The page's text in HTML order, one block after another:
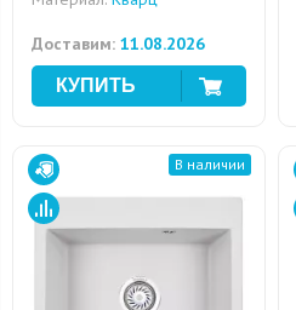
Доставим: 11.08.2026
В наличии